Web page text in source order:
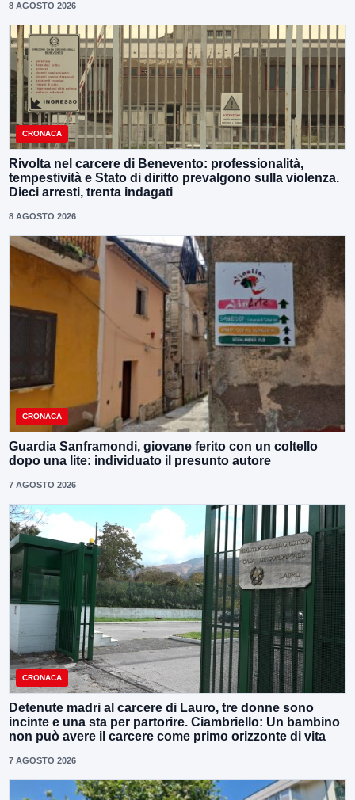
8 AGOSTO 2026
CRONACA
Rivolta nel carcere di Benevento: professionalità,
tempestività e Stato di diritto prevalgono sulla violenza.
Dieci arresti, trenta indagati
8 AGOSTO 2026
CRONACA
Guardia Sanframondi, giovane ferito con un coltello
dopo una lite: individuato il presunto autore
7 AGOSTO 2026
CRONACA
Detenute madri al carcere di Lauro, tre donne sono
incinte e una sta per partorire. Ciambriello: Un bambino
non può avere il carcere come primo orizzonte di vita
7 AGOSTO 2026